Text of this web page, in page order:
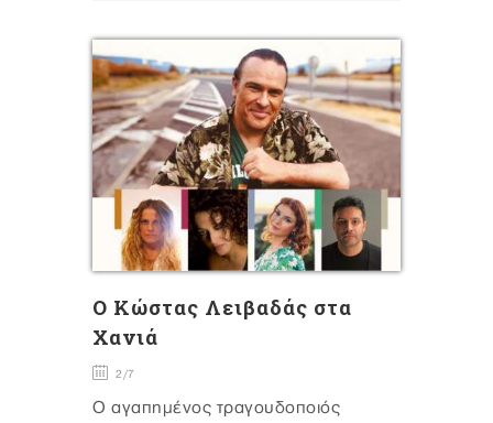
O Κώστας Λειβαδάς στα
Χανιά
2/7
Ο αγαπημένος τραγουδοποιός